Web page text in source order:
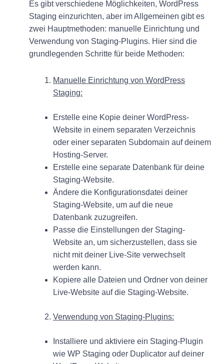
Es gibt verschiedene Möglichkeiten, WordPress
Staging einzurichten, aber im Allgemeinen gibt es
zwei Hauptmethoden: manuelle Einrichtung und
Verwendung von Staging-Plugins. Hier sind die
grundlegenden Schritte für beide Methoden:
Manuelle Einrichtung von WordPress
Staging:
Erstelle eine Kopie deiner WordPress-
Website in einem separaten Verzeichnis
oder einer separaten Subdomain auf deinem
Hosting-Server.
Erstelle eine separate Datenbank für deine
Staging-Website.
Ändere die Konfigurationsdatei deiner
Staging-Website, um auf die neue
Datenbank zuzugreifen.
Passe die Einstellungen der Staging-
Website an, um sicherzustellen, dass sie
nicht mit deiner Live-Site verwechselt
werden kann.
Kopiere alle Dateien und Ordner von deiner
Live-Website auf die Staging-Website.
Verwendung von Staging-Plugins:
Installiere und aktiviere ein Staging-Plugin
wie WP Staging oder Duplicator auf deiner